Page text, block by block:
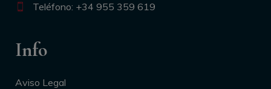
Teléfono: +34 955 359 619
Info
Aviso Legal